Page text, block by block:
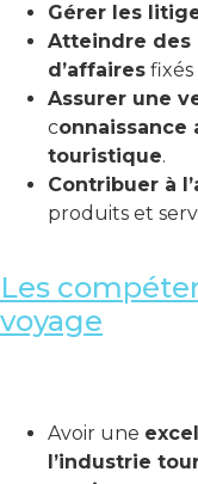
Gérer les
Atteindre des
d’affaires fixés
Assurer une
connaissance
touristique.
Contribuer à
produits et
Les
voyage
Avoir une
l’industrie